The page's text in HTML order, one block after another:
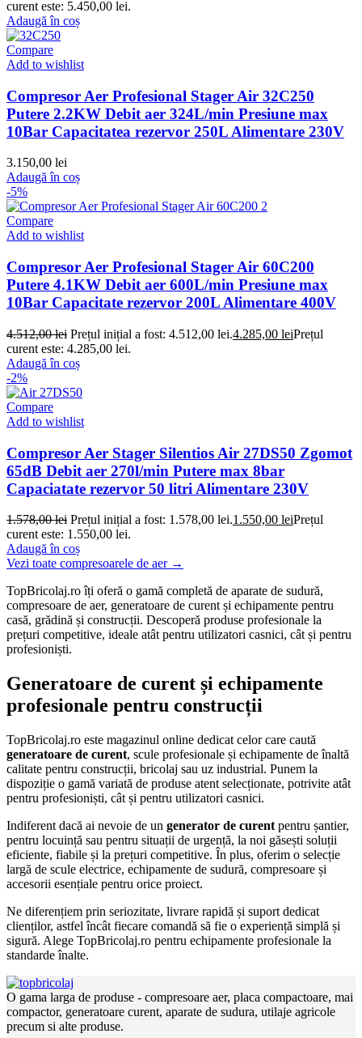
curent este: 5.450,00 lei.
Adaugă în coș
Compare
Add to wishlist
Compresor Aer Profesional Stager Air 32C250
Putere 2.2KW Debit aer 324L/min Presiune max
10Bar Capacitatea rezervor 250L Alimentare 230V
3.150,00 lei
Adaugă în coș
-5%
Compare
Add to wishlist
Compresor Aer Profesional Stager Air 60C200
Putere 4.1KW Debit aer 600L/min Presiune max
10Bar Capacitate rezervor 200L Alimentare 400V
4.512,00lei Prețul inițial a fost: 4.512,00 lei.4.285,00 leiPrețul
curent este: 4.285,00 lei.
Adaugă în coș
-2%
Compare
Add to wishlist
Compresor Aer Stager Silentios Air 27DS50 Zgomot
65dB Debit aer 270l/min Putere max 8bar
Capaciatate rezervor 50 litri Alimentare 230V
1.578,00lei Prețul inițial a fost: 1.578,00 lei.1.550,00 leiPrețul
curent este: 1.550,00 lei.
Adaugă în coș
Vezi toate compresoarele de aer →
TopBricolaj.ro îți oferă o gamă completă de aparate de sudură,
compresoare de aer, generatoare de curent și echipamente pentru
casă, grădină și construcții. Descoperă produse profesionale la
prețuri competitive, ideale atât pentru utilizatori casnici, cât și pentru
profesioniști.
Generatoare de curent și echipamente
profesionale pentru construcții
TopBricolaj.ro este magazinul online dedicat celor care caută
generatoare de curent, scule profesionale și echipamente de înaltă
calitate pentru construcții, bricolaj sau uz industrial. Punem la
dispoziție o gamă variată de produse atent selecționate, potrivite atât
pentru profesioniști, cât și pentru utilizatori casnici.
Indiferent dacă ai nevoie de un generator de curent pentru șantier,
pentru locuință sau pentru situații de urgență, la noi găsești soluții
eficiente, fiabile și la prețuri competitive. În plus, oferim o selecție
largă de scule electrice, echipamente de sudură, compresoare și
accesorii esențiale pentru orice proiect.
Ne diferențiem prin seriozitate, livrare rapidă și suport dedicat
clienților, astfel încât fiecare comandă să fie o experiență simplă și
sigură. Alege TopBricolaj.ro pentru echipamente profesionale la
standarde înalte.
O gama larga de produse - compresoare aer, placa compactoare, mai
compactor, generatoare curent, aparate de sudura, utilaje agricole
precum si alte produse.